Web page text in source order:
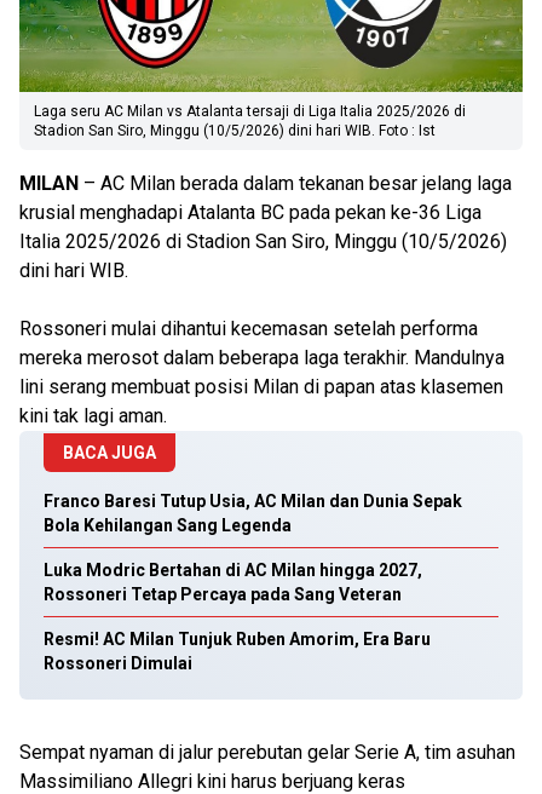
Laga seru AC Milan vs Atalanta tersaji di Liga Italia 2025/2026 di
Stadion San Siro, Minggu (10/5/2026) dini hari WIB. Foto : Ist
MILAN – AC Milan berada dalam tekanan besar jelang laga
krusial menghadapi Atalanta BC pada pekan ke-36 Liga
Italia 2025/2026 di Stadion San Siro, Minggu (10/5/2026)
dini hari WIB.
Rossoneri mulai dihantui kecemasan setelah performa
mereka merosot dalam beberapa laga terakhir. Mandulnya
lini serang membuat posisi Milan di papan atas klasemen
kini tak lagi aman.
BACA JUGA
Franco Baresi Tutup Usia, AC Milan dan Dunia Sepak
Bola Kehilangan Sang Legenda
Luka Modric Bertahan di AC Milan hingga 2027,
Rossoneri Tetap Percaya pada Sang Veteran
Resmi! AC Milan Tunjuk Ruben Amorim, Era Baru
Rossoneri Dimulai
Sempat nyaman di jalur perebutan gelar Serie A, tim asuhan
Massimiliano Allegri kini harus berjuang keras